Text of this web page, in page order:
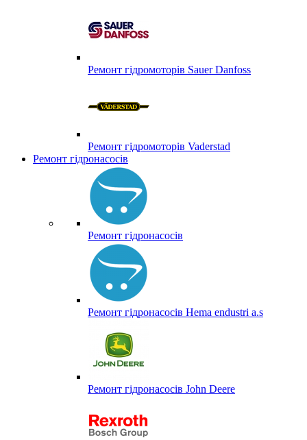
Ремонт гідромоторів Sauer Danfoss
Ремонт гідромоторів Vaderstad
Ремонт гідронасосів
Ремонт гідронасосів
Ремонт гідронасосів Hema endustri a.s
Ремонт гідронасосів John Deere